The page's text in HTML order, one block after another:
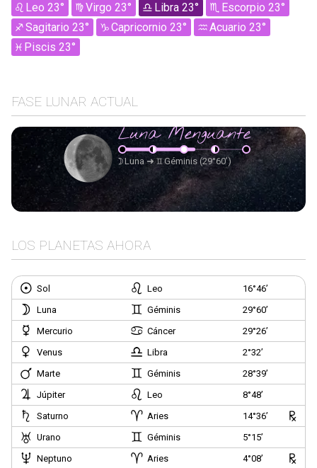
Leo 23°
Virgo 23° Libra 23°
Escorpio 23°
Sagitario 23°
Capricornio 23°
Acuario 23°
Piscis 23°
FASE LUNAR ACTUAL
Luna Menguante
Luna➜ Géminis (29°60’)
LOS PLANETAS AHORA
Sol Leo
16°46’
Luna
Géminis
29°60’
Mercurio
Cáncer
29°26’
Venus
Libra
2°32’
Marte
Géminis
28°39’
Júpiter
Leo
8°48’
Saturno
Aries
14°36’
Urano
Géminis
5°15’
Neptuno
Aries
4°08’